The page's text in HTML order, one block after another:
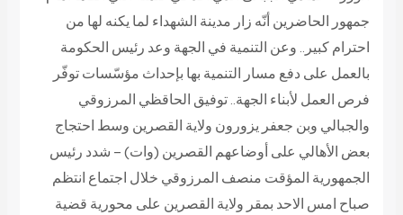
جمهور الحاضرين أنّه زار مدينة الشهداء لما يكنه لها من
احترام كبير.. وعن التنمية في الجهة وعد رئيس الحكومة
بالعمل على دفع مسار التنمية بها بإحداث مؤسّسات توفّر
فرص العمل لأبناء الجهة.. توفيق الحاقظي المرزوقي
والجبالي وبن جعفر يزورون ولاية القصرين وسط احتجاج
بعض الأهالي على أوضاعهم القصرين (وات) – شدد رئيس
الجمهورية المؤقت منصف المرزوقي خلال اجتماع انتظم
صباح امس الاحد بمقر ولاية القصرين على محورية قضية